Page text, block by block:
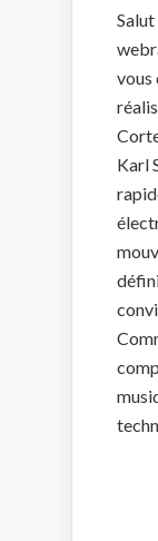
Salut
vous
Karl